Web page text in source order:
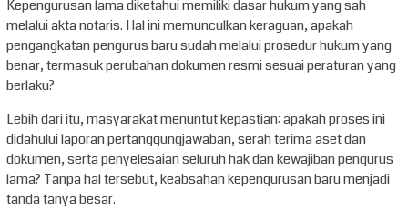
Kepengurusan lama diketahui memiliki dasar hukum yang sah
melalui akta notaris. Hal ini memunculkan keraguan, apakah
pengangkatan pengurus baru sudah melalui prosedur hukum yang
benar, termasuk perubahan dokumen resmi sesuai peraturan yang
berlaku?
Lebih dari itu, masyarakat menuntut kepastian: apakah proses ini
didahului laporan pertanggungjawaban, serah terima aset dan
dokumen, serta penyelesaian seluruh hak dan kewajiban pengurus
lama? Tanpa hal tersebut, keabsahan kepengurusan baru menjadi
tanda tanya besar.